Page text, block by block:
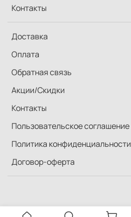
Контакты
Доставка
Оплата
Обратная связь
Акции/Скидки
Контакты
Пользовательское соглашение
Политика конфиденциальности
Договор-оферта